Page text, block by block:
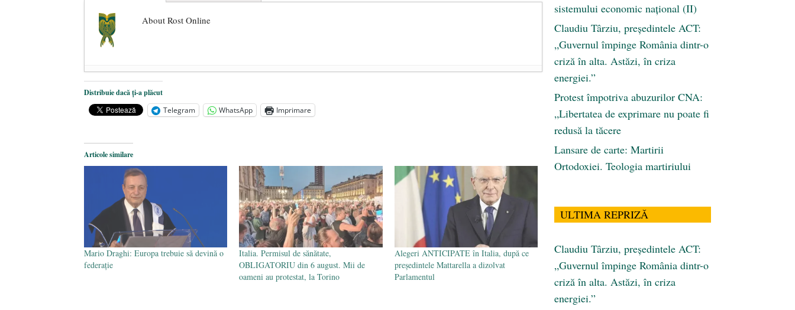
About Rost Online
Dezvăluiri cutremurătoare despre președintele Ucrainei, Volodymyr Zelensky
Statul care servește Națiunea - 21 aprilie 2026
Legea Vexler produce efecte. Bustul poetului Octavian Goga, înlăturat din Iași
Distribuie dacă ți-a plăcut
Telegram
WhatsApp Imprimare
Articole similare
Mario Draghi: Europa trebuie să devină o
federație
Italia. Permisul de sănătate,
OBLIGATORIU din 6 august. Mii de
oameni au protestat, la Torino
Alegeri ANTICIPATE în Italia, după ce
președintele Mattarella a dizolvat
Parlamentul
sistemului economic naţional (II)
Claudiu Târziu, președintele ACT:
„Guvernul împinge România dintr-o
criză în alta. Astăzi, în criza
energiei.”
Protest împotriva abuzurilor CNA:
„Libertatea de exprimare nu poate fi
redusă la tăcere
Lansare de carte: Martirii
Ortodoxiei. Teologia martiriului
ULTIMA REPRIZĂ
Claudiu Târziu, președintele ACT:
„Guvernul împinge România dintr-o
criză în alta. Astăzi, în criza
energiei.”